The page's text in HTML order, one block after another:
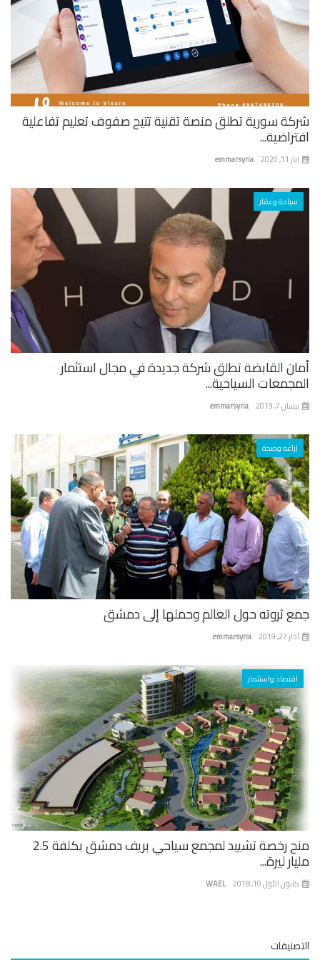
سورية تطلق منصة تقنية تتيح صفوف تعليم تفاعلية
emmarsyria
سياحة وعقار
القابضة تطلق شركة جديدة في مجال استثمار
السياحية...
emmarsyria 7, 2019
زراعة وصحة
ثروته حول العالم وحملها إلى دمشق
emmarsyria 27, 2019
اقتصاد واستثمار
منح رخصة تشييد لمجمع سياحي بريف دمشق بكلفة 2.5
ليرة...
WAEL الأول 10, 2018